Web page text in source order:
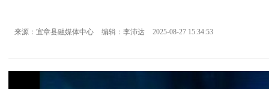
来源：宜章县融媒体中心 编辑：李沛达 2025-08-27 15:34:53